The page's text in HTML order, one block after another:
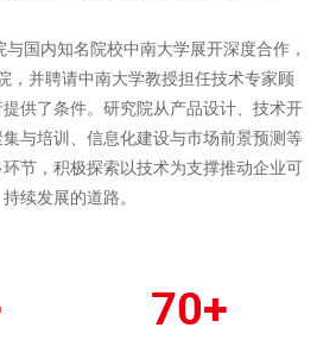
国内知名院校中南大学展开深度合作，
，并聘请中南大学教授担任技术专家顾
供了条件。研究院从产品设计、技术开
与培训、信息化建设与市场前景预测等
节，积极探索以技术为支撑推动企业可
持续发展的道路。
70+